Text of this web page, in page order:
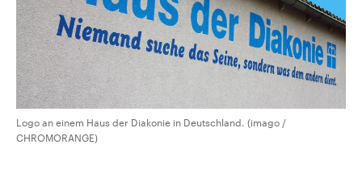
Logo an einem Haus der Diakonie in Deutschland. (imago /
CHROMORANGE)